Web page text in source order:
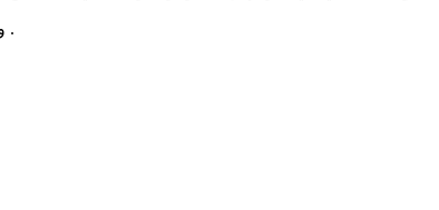
ولم يكتف المظنون فيهما بعملية البراكاج بل ارغماها على صعود السيارة و التوجه بها نحو مكان خال( غابة زيتون بأحواز المسعدين) وفق موقع موزاييك .